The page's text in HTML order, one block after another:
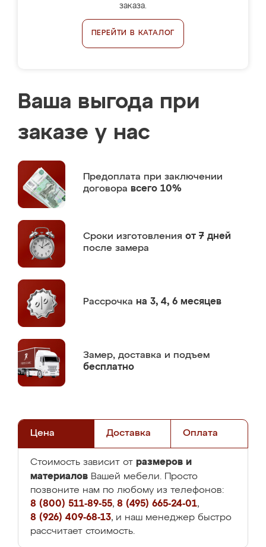
заказа.
ПЕРЕЙТИ В КАТАЛОГ
Ваша выгода при
заказе у нас
Предоплата при заключении
договора всего 10%
Сроки изготовления от 7 дней
после замера
Рассрочка на 3, 4, 6 месяцев
Замер, доставка и подъем
бесплатно
Цена Доставка Оплата
Стоимость зависит от размеров и
материалов Вашей мебели. Просто
позвоните нам по любому из телефонов:
8 (800) 511-89-55, 8 (495) 665-24-01,
8 (926) 409-68-13, и наш менеджер быстро
рассчитает стоимость.